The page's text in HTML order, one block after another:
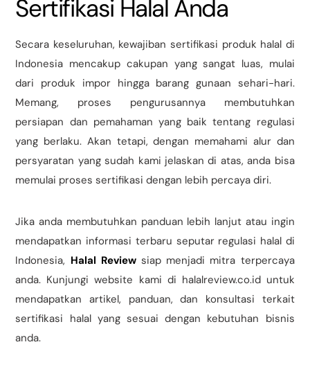
Sertifikasi Halal Anda
Secara keseluruhan, kewajiban sertifikasi produk halal di
Indonesia mencakup cakupan yang sangat luas, mulai
dari produk impor hingga barang gunaan sehari-hari.
Memang, proses pengurusannya membutuhkan
persiapan dan pemahaman yang baik tentang regulasi
yang berlaku. Akan tetapi, dengan memahami alur dan
persyaratan yang sudah kami jelaskan di atas, anda bisa
memulai proses sertifikasi dengan lebih percaya diri.
Jika anda membutuhkan panduan lebih lanjut atau ingin
mendapatkan informasi terbaru seputar regulasi halal di
Indonesia, Halal Reviewsiap menjadi mitra terpercaya
anda. Kunjungi website kami di halalreview.co.id untuk
mendapatkan artikel, panduan, dan konsultasi terkait
sertifikasi halal yang sesuai dengan kebutuhan bisnis
anda.